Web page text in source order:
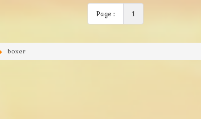
Page : 1
boxer